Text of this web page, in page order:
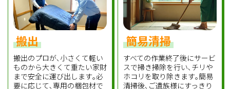
搬出
搬出のプロが､小さくて軽い
ものから大きくて重たい家財
まで安全に運び出します｡必
要に応じて､専用の梱包材で
簡易清掃
すべての作業終了後にサービ
スで掃き掃除を行い､チリや
ホコリを取り除きます｡簡易
清掃後､ご遺族様にすっきり